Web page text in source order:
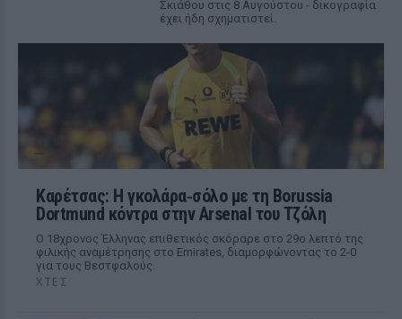
Σκιάθου στις 8 Αυγούστου - δικογραφία
έχει ήδη σχηματιστεί.
Καρέτσας: Η γκολάρα‑σόλο με τη Borussia
Dortmund κόντρα στην Arsenal του Τζόλη
Ο 18χρονος Έλληνας επιθετικός σκόραρε στο 29ο λεπτό της
φιλικής αναμέτρησης στο Emirates, διαμορφώνοντας το 2-0
για τους Βεστφαλούς.
ΧΤΕΣ